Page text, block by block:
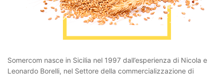
Somercom nasce in Sicilia nel 1997 dall’esperienza di Nicola e
Leonardo Borelli, nel Settore della commercializzazione di